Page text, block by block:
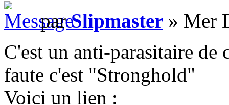
parSlipmaster » Mer
C'est un anti-parasitaire
faute c'est "Stronghold"
Voici un lien :